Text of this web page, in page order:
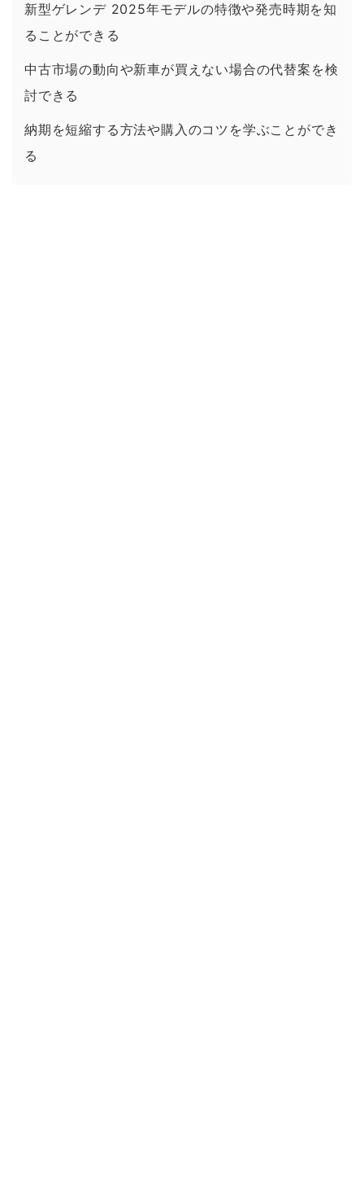
新型ゲレンデ 2025年モデルの特徴や発売時期を知
ることができる
中古市場の動向や新車が買えない場合の代替案を検
討できる
納期を短縮する方法や購入のコツを学ぶことができ
る